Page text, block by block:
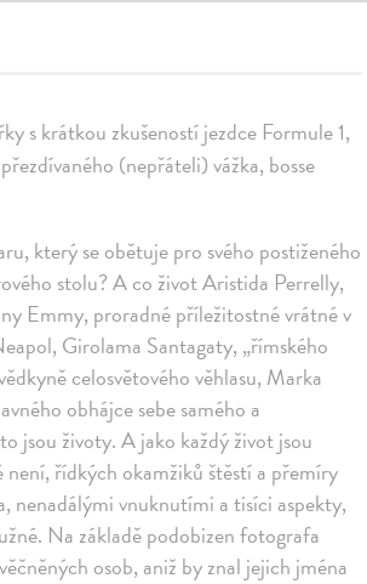
s krátkou zkušeností jezdce Formule 1,
(nepřáteli) vážka, bosse
který se obětuje pro svého postiženého
stolu? A co život Aristida Perrelly,
Emmy, proradné příležitostné vrátné v
Girolama Santagaty, „římského
celosvětového věhlasu, Marka
obhájce sebe samého a
jsou životy. A jako každý život jsou
řídkých okamžiků štěstí a přemíry
nenadálými vnuknutími a tisíci aspekty,
Na základě podobizen fotografa
osob, aniž by znal jejich jména